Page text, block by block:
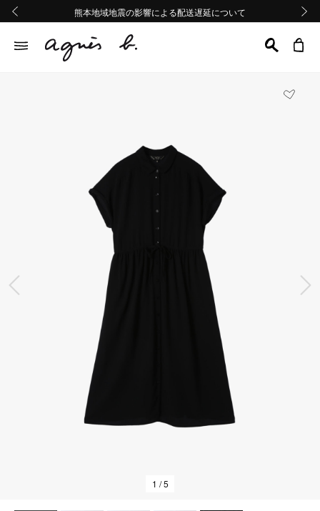
熊本地域地震の影響による配送遅延について
Summer Sale 2buy10%OFF!!
熊本地域地震の影響による配送遅延について
Summer Sale 2buy10%OFF!!
前の画像
1 / 5